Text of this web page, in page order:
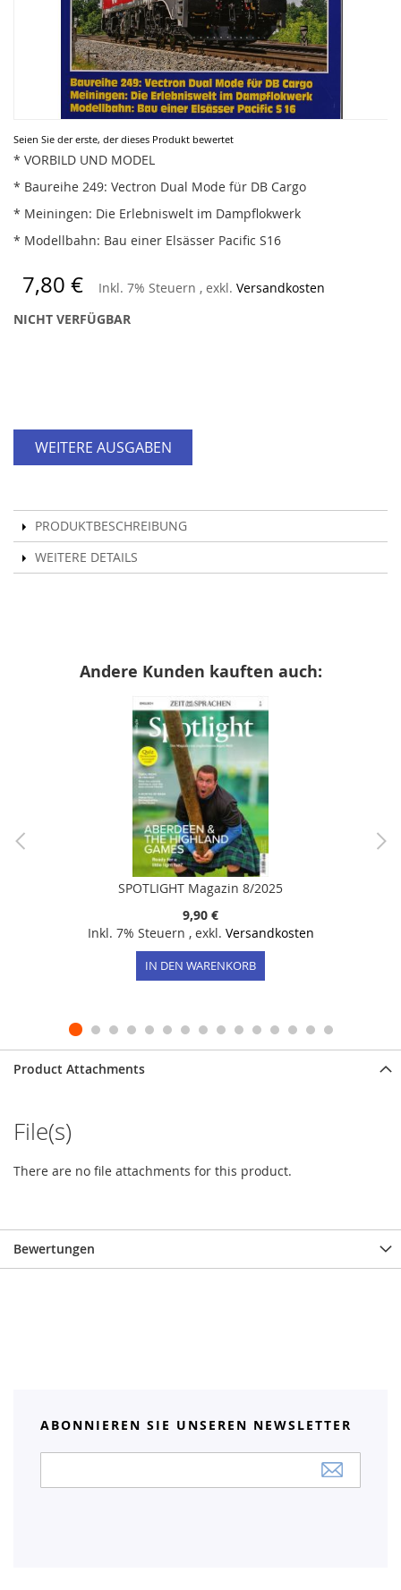
Seien Sie der erste, der dieses Produkt bewertet
* VORBILD UND MODEL
* Baureihe 249: Vectron Dual Mode für DB Cargo
* Meiningen: Die Erlebniswelt im Dampflokwerk
* Modellbahn: Bau einer Elsässer Pacific S16
7,80 € Inkl. 7% Steuern , exkl. Versandkosten
NICHT VERFÜGBAR
WEITERE AUSGABEN
PRODUKTBESCHREIBUNG
WEITERE DETAILS
Zum
Anfang
Bildergalerie
springen
Andere Kunden kauften auch:
SPOTLIGHT Magazin 8/2025
9,90 €
Inkl. 7% Steuern , exkl. Versandkosten
IN DEN WARENKORB
Product Attachments
File(s)
There are no file attachments for this product.
Bewertungen
ABONNIEREN SIE UNSEREN NEWSLETTER
Newsletter: